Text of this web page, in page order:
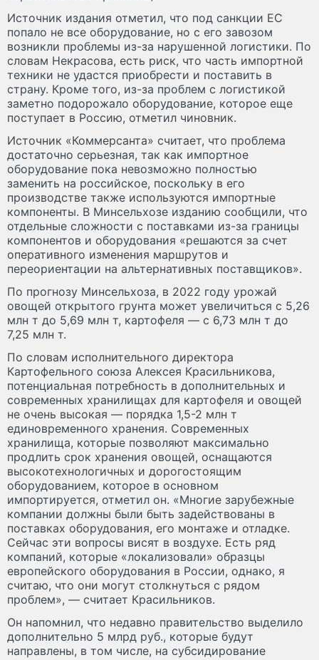
Источник издания отметил, что под санкции ЕС
попало не все оборудование, но с его завозом
возникли проблемы из-за нарушенной логистики. По
словам Некрасова, есть риск, что часть импортной
техники не удастся приобрести и поставить в
страну. Кроме того, из-за проблем с логистикой
заметно подорожало оборудование, которое еще
поступает в Россию, отметил чиновник.
Источник «Коммерсанта» считает, что проблема
достаточно серьезная, так как импортное
оборудование пока невозможно полностью
заменить на российское, поскольку в его
производстве также используются импортные
компоненты. В Минсельхозе изданию сообщили, что
отдельные сложности с поставками из-за границы
компонентов и оборудования «решаются за счет
оперативного изменения маршрутов и
переориентации на альтернативных поставщиков».
По прогнозу Минсельхоза, в 2022 году урожай
овощей открытого грунта может увеличиться с 5,26
млн т до 5,69 млн т, картофеля — с 6,73 млн т до
7,25 млн т.
По словам исполнительного директора
Картофельного союза Алексея Красильникова,
потенциальная потребность в дополнительных и
современных хранилищах для картофеля и овощей
не очень высокая — порядка 1,5-2 млн т
единовременного хранения. Современных
хранилища, которые позволяют максимально
продлить срок хранения овощей, оснащаются
высокотехнологичных и дорогостоящим
оборудованием, которое в основном
импортируется, отметил он. «Многие зарубежные
компании должны были быть задействованы в
поставках оборудования, его монтаже и отладке.
Сейчас эти вопросы висят в воздухе. Есть ряд
компаний, которые «локализовали» образцы
европейского оборудования в России, однако, я
считаю, что они могут столкнуться с рядом
проблем», — считает Красильников.
Он напомнил, что недавно правительство выделило
дополнительно 5 млрд руб., которые будут
направлены, в том числе, на субсидирование